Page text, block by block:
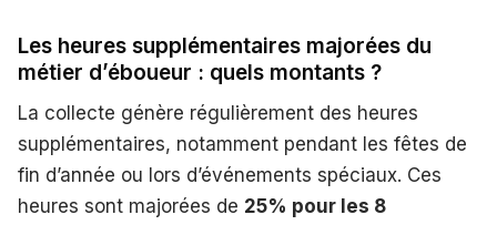
Les heures supplémentaires majorées du
métier d’éboueur : quels montants ?
La collecte génère régulièrement des heures
supplémentaires, notamment pendant les fêtes de
fin d’année ou lors d’événements spéciaux. Ces
heures sont majorées de 25% pour les 8